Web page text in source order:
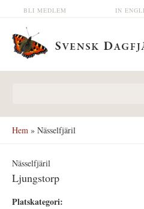
Hoppa till huvudinnehåll IN
BLI MEDLEM
Hem » Nässelfjäril
Nässelfjäril
Ljungstorp
Platskategori: